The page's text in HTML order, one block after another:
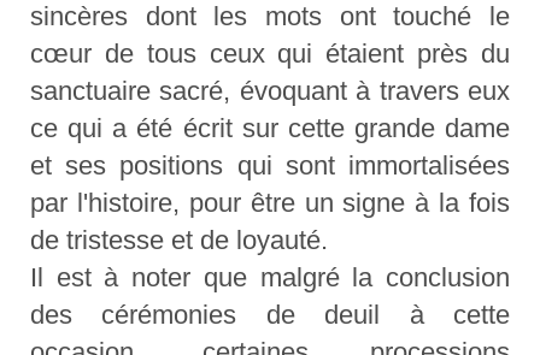
sincères dont les mots ont touché le
cœur de tous ceux qui étaient près du
sanctuaire sacré, évoquant à travers eux
ce qui a été écrit sur cette grande dame
et ses positions qui sont immortalisées
par l'histoire, pour être un signe à la fois
de tristesse et de loyauté.
Il est à noter que malgré la conclusion
des cérémonies de deuil à cette